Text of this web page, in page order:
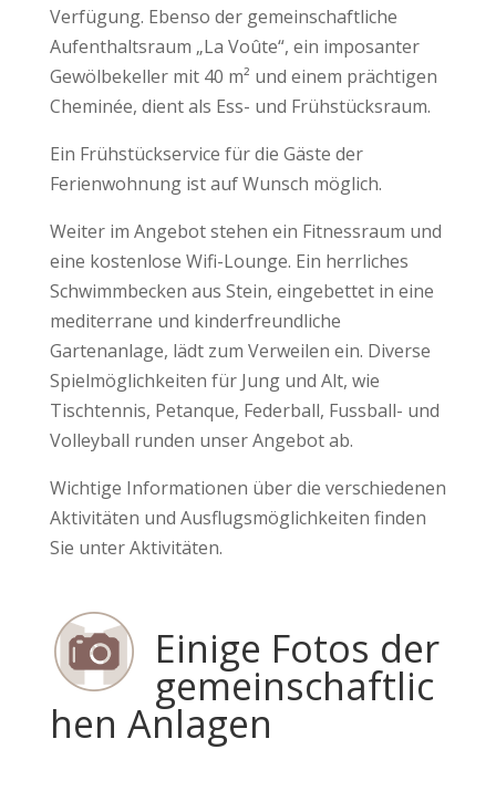
Verfügung. Ebenso der gemeinschaftliche
Aufenthaltsraum „La Voûte“, ein imposanter
Gewölbekeller mit 40 m² und einem prächtigen
Cheminée, dient als Ess- und Frühstücksraum.
Ein Frühstückservice für die Gäste der
Ferienwohnung ist auf Wunsch möglich.
Weiter im Angebot stehen ein Fitnessraum und
eine kostenlose Wifi-Lounge. Ein herrliches
Schwimmbecken aus Stein, eingebettet in eine
mediterrane und kinderfreundliche
Gartenanlage, lädt zum Verweilen ein. Diverse
Spielmöglichkeiten für Jung und Alt, wie
Tischtennis, Petanque, Federball, Fussball- und
Volleyball runden unser Angebot ab.
Wichtige Informationen über die verschiedenen
Aktivitäten und Ausflugsmöglichkeiten finden
Sie unter Aktivitäten.
Einige Fotos der
gemeinschaftlic
hen Anlagen